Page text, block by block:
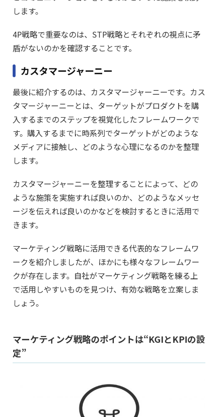
します。
4P戦略で重要なのは、STP戦略とそれぞれの視点に矛
盾がないのかを確認することです。
カスタマージャーニー
最後に紹介するのは、カスタマージャーニーです。カス
タマージャーニーとは、ターゲットがプロダクトを購
入するまでのステップを視覚化したフレームワークで
す。購入するまでに時系列でターゲットがどのような
メディアに接触し、どのような心理になるのかを整理
します。
カスタマージャーニーを整理することによって、どの
ような施策を実施すれば良いのか、どのようなメッセ
ージを伝えれば良いのかなどを検討するときに活用で
きます。
マーケティング戦略に活用できる代表的なフレームワ
ークを紹介しましたが、ほかにも様々なフレームワー
クが存在します。自社がマーケティング戦略を練る上
で活用しやすいものを見つけ、有効な戦略を立案しま
しょう。
マーケティング戦略のポイントは“KGIとKPIの設
定”